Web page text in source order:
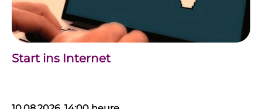
Start ins Internet